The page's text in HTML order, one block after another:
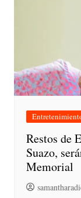
Restos de
Suazo,
Memorial